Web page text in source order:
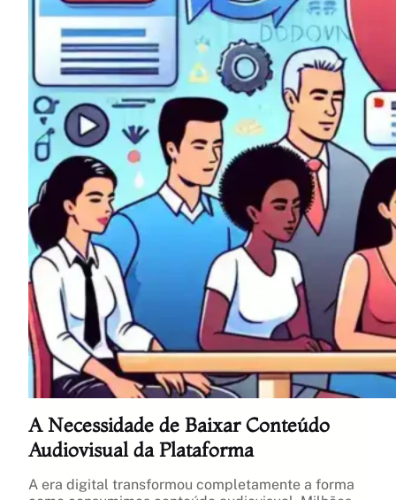
A Necessidade de Baixar Conteúdo
Audiovisual da Plataforma
A era digital transformou completamente a forma